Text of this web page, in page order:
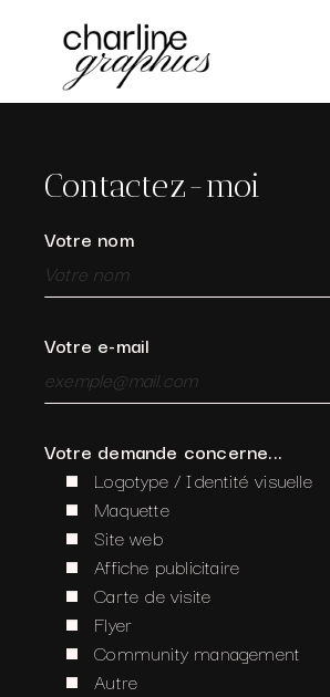
Contactez-moi
Votre nom
Votre e-mail
Votre demande concerne...
Logotype / Identité visuelle
Maquette
Site web
Affiche publicitaire
Carte de visite
Flyer
Community management
Autre